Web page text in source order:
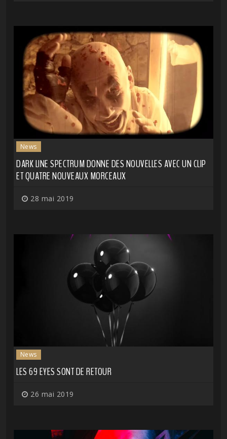
News
DARK LINE SPECTRUM DONNE DES NOUVELLES AVEC UN CLIP
ET QUATRE NOUVEAUX MORCEAUX
28 mai 2019
News
LES 69 EYES SONT DE RETOUR
26 mai 2019